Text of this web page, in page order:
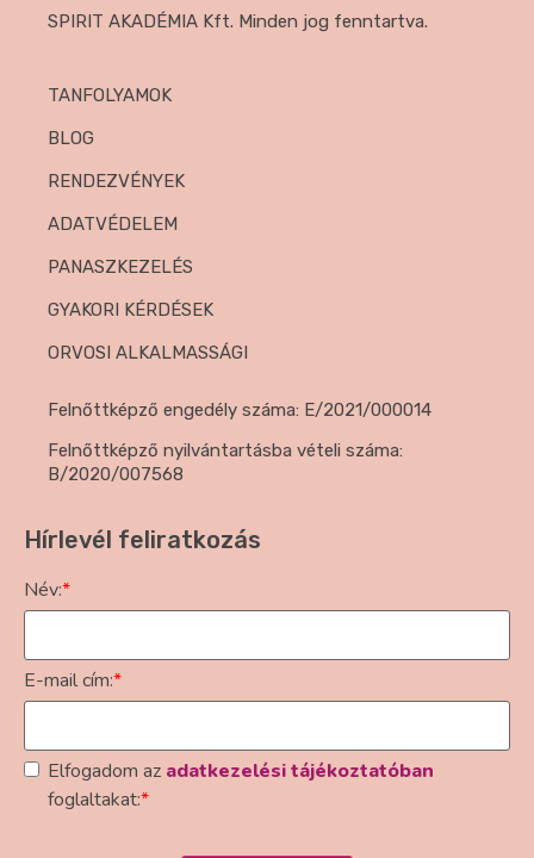
SPIRIT AKADÉMIA Kft. Minden jog fenntartva.
TANFOLYAMOK
BLOG
RENDEZVÉNYEK
ADATVÉDELEM
PANASZKEZELÉS
GYAKORI KÉRDÉSEK
ORVOSI ALKALMASSÁGI
Felnőttképző engedély száma: E/2021/000014
Felnőttképző nyilvántartásba vételi száma:
B/2020/007568
Hírlevél feliratkozás
Név:*
E-mail cím:*
Elfogadom az adatkezelési tájékoztatóban
foglaltakat:*